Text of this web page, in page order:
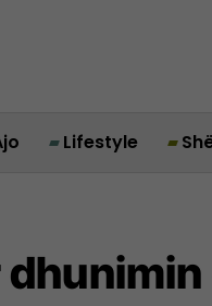
Lifestyle